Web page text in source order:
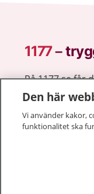
1177–
På 1177.se får
vilka
och göra dina
1177 ger dig
Den här
Vi använder kakor,
funktionalitet ska